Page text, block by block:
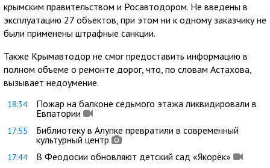
крымским правительством и Росавтодором. Не введены в
эксплуатацию 27 объектов, при этом ни к одному заказчику не
были применены штрафные санкции.
Также Крымавтодор не смог предоставить информацию в
полном объеме о ремонте дорог, что, по словам Астахова,
вызывает недоумение.
18:34
Пожар на балконе седьмого этажа ликвидировали в
Евпатории
17:55
Библиотеку в Алупке превратили в современный
культурный центр
17:44 В Феодосии обновляют детский сад «Якорёк»